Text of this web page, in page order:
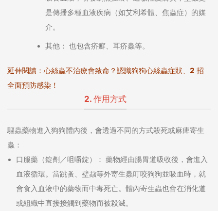
是傳播多種血液疾病（如艾利希體、焦蟲症）的媒
介。
其他： 也包含疥癬、耳疥蟲等。
延伸閱讀： 心絲蟲不治療會致命？認識狗狗心絲蟲症狀、2 招
全面預防感染！
2. 作用方式
驅蟲藥物進入狗狗體內後，會透過不同的方式殺死或麻痺寄生
蟲：
口服藥（錠劑／咀嚼錠）： 藥物經由腸胃道吸收後，會進入
血液循環。當跳蚤、壁蝨等外寄生蟲叮咬狗狗並吸血時，就
會食入血液中的藥物而中毒死亡。體內寄生蟲也會在消化道
或組織中直接接觸到藥物而被殺滅。